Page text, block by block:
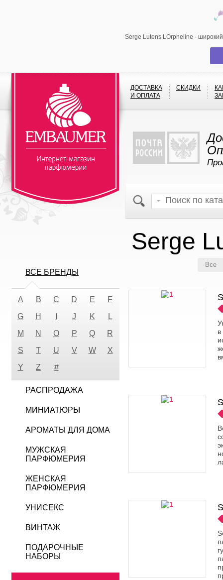
Serge Lutens LOrpheline -
ДОСТАВКА
И ОПЛАТА
СКИДКИ
Serge
Все
ВСЕ БРЕНДЫ
A B C D E
F
G
H J K
L
M
N O P Q
R
S
T U V W
X
Y
Z #
РАСПРОДАЖА
МИНИАТЮРЫ
АРОМАТЫ ДЛЯ ДОМА
МУЖСКАЯ
ПАРФЮМЕРИЯ
ЖЕНСКАЯ
ПАРФЮМЕРИЯ
УНИСЕКС
ВИНТАЖ
ПОДАРОЧНЫЕ
НАБОРЫ